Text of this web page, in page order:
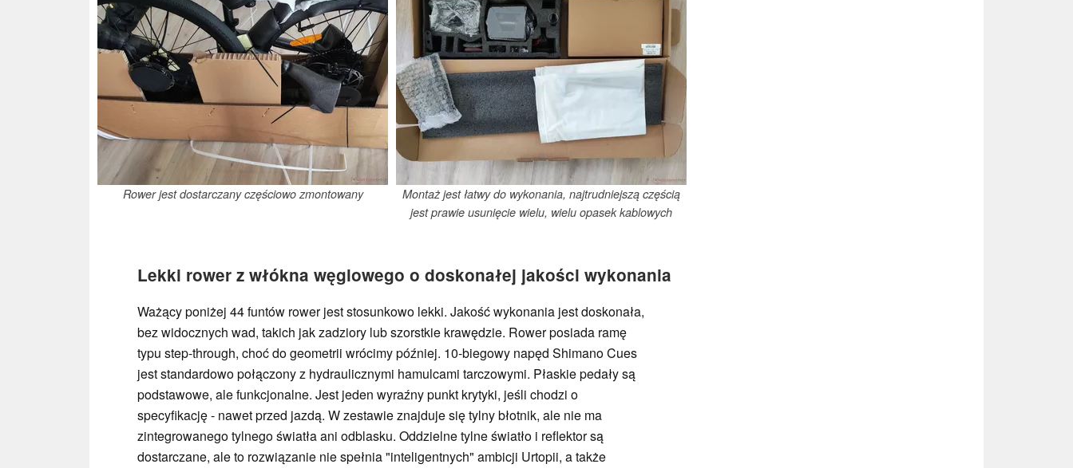
Rower jest dostarczany częściowo zmontowany
Montaż jest łatwy do wykonania, najtrudniejszą częścią
jest prawie usunięcie wielu, wielu opasek kablowych
Lekki rower z włókna węglowego o doskonałej jakości wykonania
Ważący poniżej 44 funtów rower jest stosunkowo lekki. Jakość wykonania jest doskonała,
bez widocznych wad, takich jak zadziory lub szorstkie krawędzie. Rower posiada ramę
typu step-through, choć do geometrii wrócimy później. 10-biegowy napęd Shimano Cues
jest standardowo połączony z hydraulicznymi hamulcami tarczowymi. Płaskie pedały są
podstawowe, ale funkcjonalne. Jest jeden wyraźny punkt krytyki, jeśli chodzi o
specyfikację - nawet przed jazdą. W zestawie znajduje się tylny błotnik, ale nie ma
zintegrowanego tylnego światła ani odblasku. Oddzielne tylne światło i reflektor są
dostarczane, ale to rozwiązanie nie spełnia "inteligentnych" ambicji Urtopii, a także